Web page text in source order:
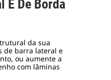
E De Borda
da sua
de barra lateral e
ou aumente a
com lâminas